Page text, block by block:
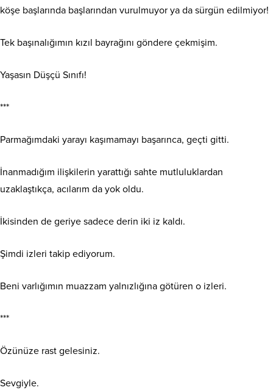
köşe başlarında başlarından vurulmuyor ya da sürgün edilmiyor!
Tek başınalığımın kızıl bayrağını göndere çekmişim.
Yaşasın Düşçü Sınıfı!
***
Parmağımdaki yarayı kaşımamayı başarınca, geçti gitti.
İnanmadığım ilişkilerin yarattığı sahte mutluluklardan
uzaklaştıkça, acılarım da yok oldu.
İkisinden de geriye sadece derin iki iz kaldı.
Şimdi izleri takip ediyorum.
Beni varlığımın muazzam yalnızlığına götüren o izleri.
***
Özünüze rast gelesiniz.
Sevgiyle.